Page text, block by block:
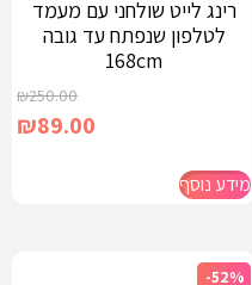
רינג לייט שולחני עם מעמד
לטלפון שנפתח עד גובה
168cm
₪250.00
₪89.00
מידע נוסף
-52%